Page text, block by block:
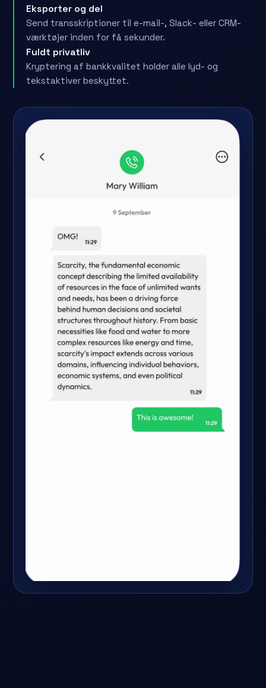
Eksporter og del
Send transskriptioner til e-mail-, Slack- eller CRM-
værktøjer inden for få sekunder.
Fuldt privatliv
Kryptering af bankkvalitet holder alle lyd- og
tekstaktiver beskyttet.